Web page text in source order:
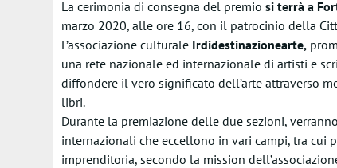
La cerimonia di consegna del premio si terrà a
marzo 2020, alle ore 16, con il patrocinio della
L’associazione culturale Irdidestinazionearte,
una rete nazionale ed internazionale di artisti e
diffondere il vero significato dell’arte attraverso
libri.
Durante la premiazione delle due sezioni,
internazionali che eccellono in vari campi, tra cui
imprenditoria, secondo la mission